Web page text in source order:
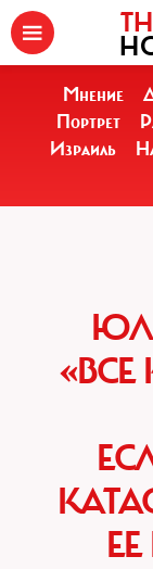
Мнение
Портрет
Израиль